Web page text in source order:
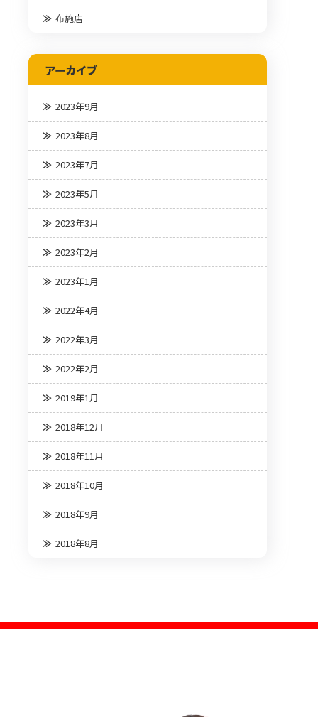
布施店
アーカイブ
2023年9月
2023年8月
2023年7月
2023年5月
2023年3月
2023年2月
2023年1月
2022年4月
2022年3月
2022年2月
2019年1月
2018年12月
2018年11月
2018年10月
2018年9月
2018年8月